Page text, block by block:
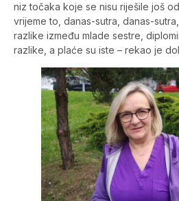
niz točaka koje se nisu riješile još
vrijeme to, danas-sutra, danas-
razlike između mlade sestre,
razlike, a plaće su iste – rekao je